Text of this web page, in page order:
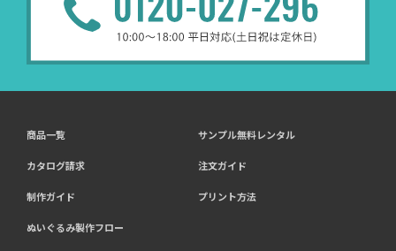
商品一覧 サンプル無料レンタル
カタログ請求 注文ガイド
制作ガイド プリント方法
ぬいぐるみ製作フロー